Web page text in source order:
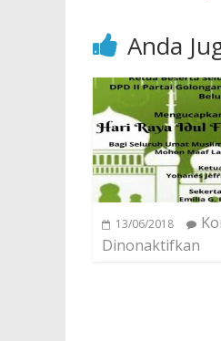
Anda
13/06/2018
Dinonaktifkan